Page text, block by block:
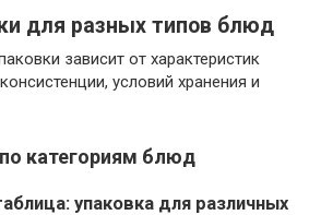
для разных типов блюд
зависит от характеристик
условий хранения и
категориям блюд
упаковка для различных